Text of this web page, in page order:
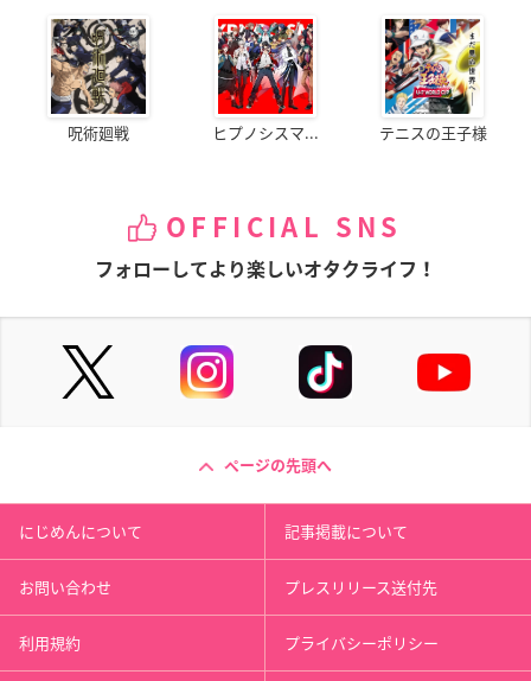
呪術廻戦 ヒプノシスマ... テニスの王子様
OFFICIAL SNS
フォローしてより楽しいオタクライフ！
ページの先頭へ
にじめんについて 記事掲載について
お問い合わせ プレスリリース送付先
利用規約 プライバシーポリシー